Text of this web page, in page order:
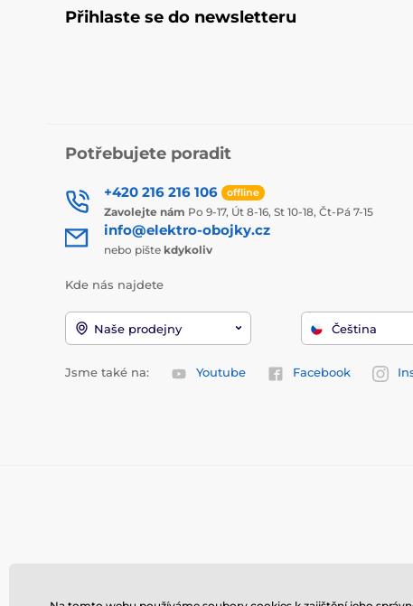
Přihlaste se do newsletteru
Potřebujete poradit
+420 216 216 106 offline
Zavolejte nám Po 9-17, Út 8-16, St 10-18, Čt-Pá 7-15
info@elektro-obojky.cz
nebo pište kdykoliv
Kde nás najdete
Naše prodejny Čeština
Jsme také na: Youtube Facebook